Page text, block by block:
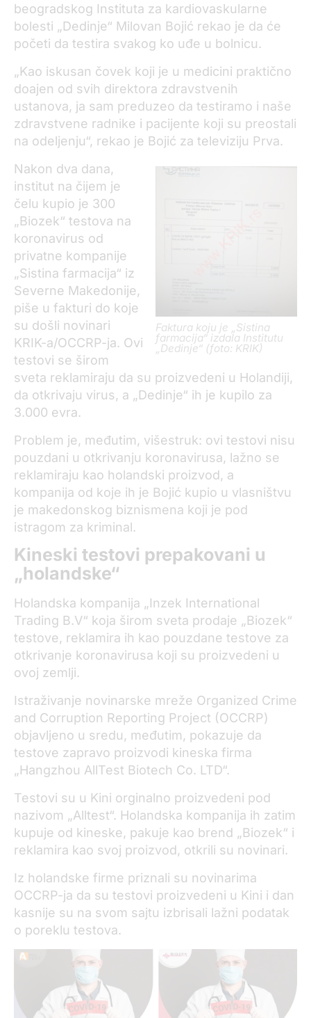
beogradskog Instituta za kardiovaskularne
bolesti „Dedinje“ Milovan Bojić rekao je da će
početi da testira svakog ko uđe u bolnicu.
„Kao iskusan čovek koji je u medicini praktično
doajen od svih direktora zdravstvenih
ustanova, ja sam preduzeo da testiramo i naše
zdravstvene radnike i pacijente koji su preostali
na odeljenju“, rekao je Bojić za televiziju Prva.
Faktura koju je „Sistina
farmacija“ izdala Institutu
„Dedinje“ (foto: KRIK)
Nakon dva dana,
institut na čijem je
čelu kupio je 300
„Biozek“ testova na
koronavirus od
privatne kompanije
„Sistina farmacija“ iz
Severne Makedonije,
piše u fakturi do koje
su došli novinari
KRIK-a/OCCRP-ja. Ovi
testovi se širom
sveta reklamiraju da su proizvedeni u Holandiji,
da otkrivaju virus, a „Dedinje“ ih je kupilo za
3.000 evra.
Problem je, međutim, višestruk: ovi testovi nisu
pouzdani u otkrivanju koronavirusa, lažno se
reklamiraju kao holandski proizvod, a
kompanija od koje ih je Bojić kupio u vlasništvu
je makedonskog biznismena koji je pod
istragom za kriminal.
Kineski testovi prepakovani u
„holandske“
Holandska kompanija „Inzek International
Trading B.V“ koja širom sveta prodaje „Biozek“
testove, reklamira ih kao pouzdane testove za
otkrivanje koronavirusa koji su proizvedeni u
ovoj zemlji.
Istraživanje novinarske mreže Organized Crime
and Corruption Reporting Project (OCCRP)
objavljeno u sredu, međutim, pokazuje da
testove zapravo proizvodi kineska firma
„Hangzhou AllTest Biotech Co. LTD“.
Testovi su u Kini orginalno proizvedeni pod
nazivom „Alltest“. Holandska kompanija ih zatim
kupuje od kineske, pakuje kao brend „Biozek“ i
reklamira kao svoj proizvod, otkrili su novinari.
Iz holandske firme priznali su novinarima
OCCRP-ja da su testovi proizvedeni u Kini i dan
kasnije su na svom sajtu izbrisali lažni podatak
o poreklu testova.